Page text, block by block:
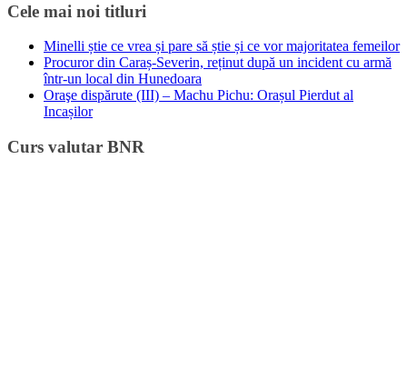
Cele mai noi titluri
Minelli știe ce vrea și pare să știe și ce vor majoritatea femeilor
Procuror din Caraș-Severin, reținut după un incident cu armă
într-un local din Hunedoara
Oraşe dispărute (III) – Machu Pichu: Orașul Pierdut al
Incașilor
Curs valutar BNR